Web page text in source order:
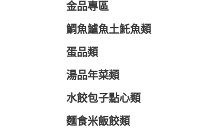
金品專區
鯛魚鱸魚土魠魚類
蛋品類
湯品年菜類
水餃包子點心類
麵食米飯餃類